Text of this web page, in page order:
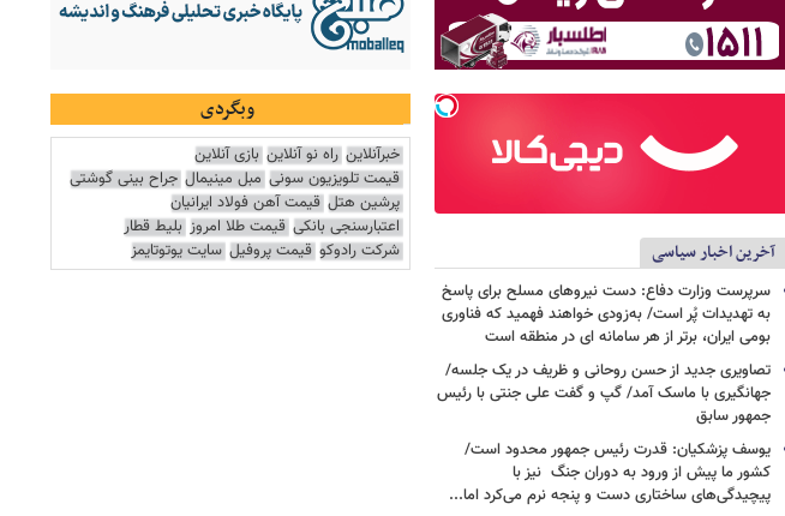
آخرین اخبار سیاسی
سرپرست وزارت دفاع: دست نیروهای مسلح برای پاسخ
به تهدیدات پُر است/ به‌زودی خواهند فهمید که فناوری
بومی ایران، برتر از هر سامانه ای در منطقه است
تصاویری جدید از حسن روحانی و ظریف در یک جلسه/
جهانگیری با ماسک آمد/ گپ و گفت علی جنتی با رئیس
جمهور سابق
یوسف پزشکیان: قدرت رئیس‌ جمهور محدود است/
کشور ما پیش از ورود به دوران جنگ نیز با
پیچیدگی‌های ساختاری دست و پنجه نرم می‌کرد اما...
وبگردی
خبرآنلاین راه نو آنلاین بازی آنلاین
قیمت تلویزیون سونی مبل مینیمال جراح بینی گوشتی
پرشین هتل قیمت آهن فولاد ایرانیان
اعتبارسنجی بانکی قیمت طلا امروز بلیط قطار
شرکت رادوکو قیمت پروفیل سایت یوتوتایمز